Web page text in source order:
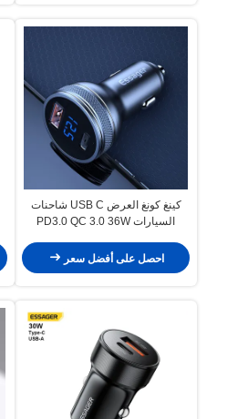
كينغ كونغ العرض USB C شاحنات
السيارات PD3.0 QC 3.0 36W
احصل على أفضل سعر